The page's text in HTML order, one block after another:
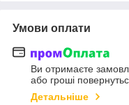
Умови оплати
Ви отримаєте
або гроші
Детальніше